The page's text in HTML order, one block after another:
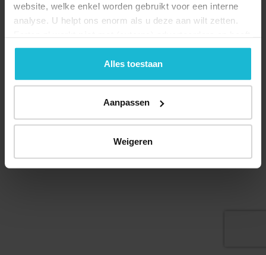
website, welke enkel worden gebruikt voor een interne
analyse. U helpt ons enorm als u deze aan wilt zetten.
geen commerciële doelstelling. U kunt deze cookies via
de knoppen accepteren, beheren of weigeren.
Alles toestaan
Aanpassen
Weigeren
© 2026 Stichting Forten Nederland
Over ons
Doneer nu Disclaimer
Contact
Forten.nl wordt ondersteund door de